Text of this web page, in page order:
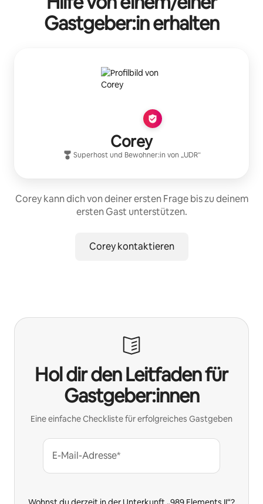
Gastgeber:in erhalten
Corey
Superhost und Bewohner:in von „UDR“
Corey kann dich von deiner ersten Frage bis zu deinem
ersten Gast unterstützen.
Corey kontaktieren
Hol dir den Leitfaden für
Gastgeber:innen
Eine einfache Checkliste für erfolgreiches Gastgeben
E-Mail-Adresse*